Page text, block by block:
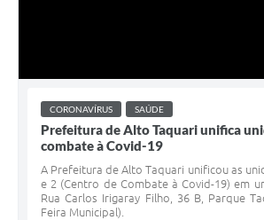
CORONAVÍRUS SAÚDE
Prefeitura de Alto Taquari unifica
combate à Covid-19
A Prefeitura de Alto Taquari unificou as
e 2 (Centro de Combate à Covid-19) em
Rua Carlos Irigaray Filho, 36 B, Parque
Feira Municipal).